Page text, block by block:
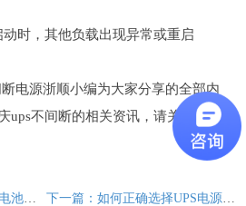
时，其他负载出现异常或重启
源浙顺小编为大家分享的全部内
ups不间断的相关资讯，请关注我们的
上一篇：UPS不间断电源蓄电池为什么会发生爆炸?